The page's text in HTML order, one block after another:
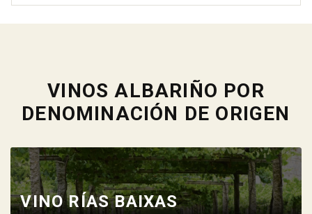
VINOS ALBARIÑO POR
DENOMINACIÓN DE ORIGEN
VINO RÍAS BAIXAS